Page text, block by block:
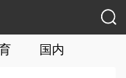
国内